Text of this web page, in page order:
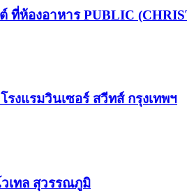
องอาหาร PUBLIC
งแรมวินเซอร์ สวีทส์ กรุงเทพฯ
เทล สุวรรณภูมิ